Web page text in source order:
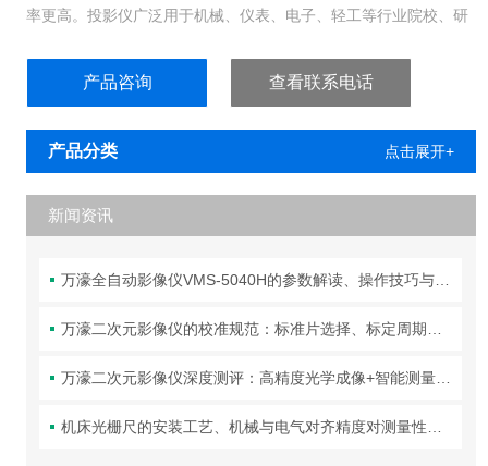
率更高。投影仪广泛用于机械、仪表、电子、轻工等行业院校、研
产品咨询 查看联系电话
产品分类 点击展开+
新闻资讯
万濠全自动影像仪VMS-5040H的参数解读、操作技巧与维护全攻略
万濠二次元影像仪的校准规范：标准片选择、标定周期与精度验证方法
万濠二次元影像仪深度测评：高精度光学成像+智能测量，让复杂工件的尺寸检测变得又快又准！
机床光栅尺的安装工艺、机械与电气对齐精度对测量性能的影响分析